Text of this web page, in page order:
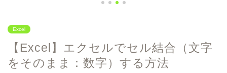
Excel
【Excel】エクセルでセル結合（文字
をそのまま：数字）する方法